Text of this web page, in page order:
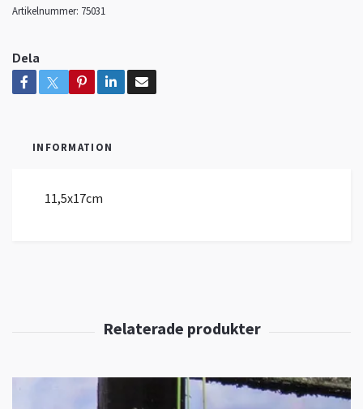
Artikelnummer: 75031
Dela
INFORMATION
11,5x17cm